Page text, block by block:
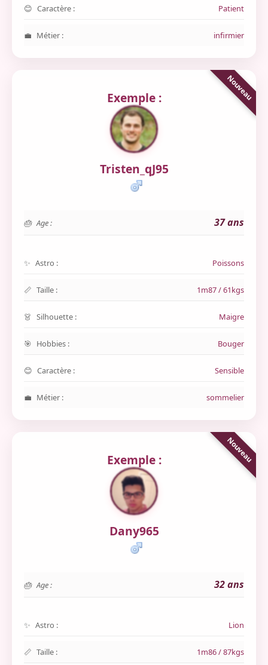
Caractère : Patient
Métier : infirmier
Exemple :
Tristen_qJ95
Age : 37 ans
Astro : Poissons
Taille : 1m87 / 61kgs
Silhouette : Maigre
Hobbies : Bouger
Caractère : Sensible
Métier : sommelier
Exemple :
Dany965
Age : 32 ans
Astro : Lion
Taille : 1m86 / 87kgs